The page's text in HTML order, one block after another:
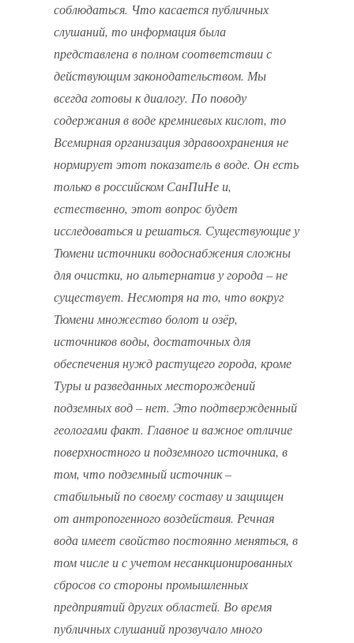
соблюдаться. Что касается публичных
слушаний, то информация была
представлена в полном соответствии с
действующим законодательством. Мы
всегда готовы к диалогу. По поводу
содержания в воде кремниевых кислот, то
Всемирная организация здравоохранения не
нормирует этот показатель в воде. Он есть
только в российском СанПиНе и,
естественно, этот вопрос будет
исследоваться и решаться. Существующие у
Тюмени источники водоснабжения сложны
для очистки, но альтернатив у города – не
существует. Несмотря на то, что вокруг
Тюмени множество болот и озёр,
источников воды, достаточных для
обеспечения нужд растущего города, кроме
Туры и разведанных месторождений
подземных вод – нет. Это подтвержденный
геологами факт. Главное и важное отличие
поверхностного и подземного источника, в
том, что подземный источник –
стабильный по своему составу и защищен
от антропогенного воздействия. Речная
вода имеет свойство постоянно меняться, в
том числе и с учетом несанкционированных
сбросов со стороны промышленных
предприятий других областей. Во время
публичных слушаний прозвучало много